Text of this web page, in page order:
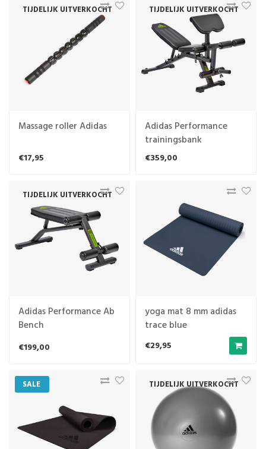
TIJDELIJK UITVERKOCHT
Massage roller Adidas
€17,95
TIJDELIJK UITVERKOCHT
Adidas Performance
trainingsbank
€359,00
TIJDELIJK UITVERKOCHT
Adidas Performance Ab
Bench
€199,00
yoga mat 8 mm adidas
trace blue
€29,95
SALE TIJDELIJK UITVERKOCHT